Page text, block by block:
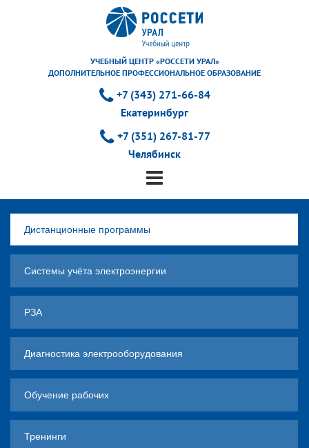
УЧЕБНЫЙ ЦЕНТР «РОССЕТИ УРАЛ»
ДОПОЛНИТЕЛЬНОЕ ПРОФЕССИОНАЛЬНОЕ ОБРАЗОВАНИЕ
+7 (343) 271-66-84
Екатеринбург
+7 (351) 267-81-77
Челябинск
Дистанционные программы
Системы учёта электроэнергии
РЗА
Диагностика электрооборудования
Обучение рабочих
Тренинги